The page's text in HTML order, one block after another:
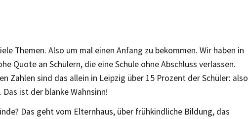
Themen. Also um mal einen Anfang zu bekommen. Wir haben in
Quote an Schülern, die eine Schule ohne Abschluss verlassen.
Zahlen sind das allein in Leipzig über 15 Prozent der Schüler: also
ist der blanke Wahnsinn!
Das geht vom Elternhaus, über frühkindliche Bildung, das